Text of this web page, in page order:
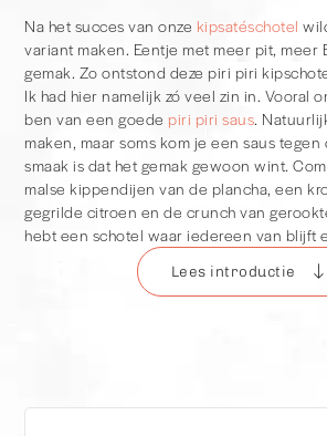
Na het succes van onze kipsatéschotel
variant maken. Eentje met meer pit, meer
gemak. Zo ontstond deze piri piri
Ik had hier namelijk zó veel zin in. Vooral
ben van een goede piri piri saus.
maken, maar soms kom je een saus
smaak is dat het gemak gewoon wint.
malse kippendijen van de plancha, een
gegrilde citroen en de crunch van
hebt een schotel waar iedereen van blijft
Lees introductie
Vervolgens krijgt de kip op de plancha